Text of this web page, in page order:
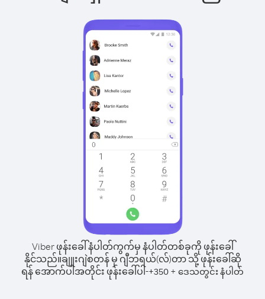
Viber ဖုန်းခေါ်နံပါတ်ကွက်မှ နံပါတ်တစ်ခုကို ဖုန်းခေါ်
နိုင်သည်။ချူးဂျဲစတန် မှ ဂျီဘရယ်(လ်)တာ သို့ ဖုန်းခေါ်ဆို
ရန် အောက်ပါအတိုင်း ဖုန်းခေါ်ပါ-+350 + ဒေသတွင်း နံပါတ်